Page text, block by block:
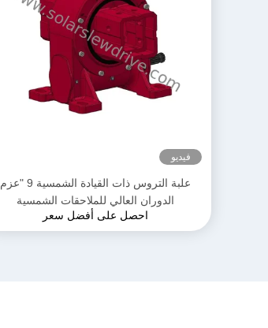
فيديو
علبة التروس ذات القيادة الشمسية 9 "عزم
الدوران العالي للملاحقات الشمسية
احصل على أفضل سعر